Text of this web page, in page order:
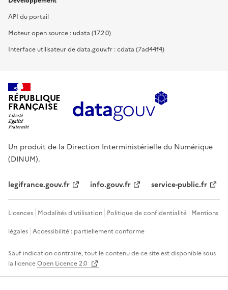
API du portail
Moteur open source : udata (17.2.0)
Interface utilisateur de data.gouv.fr : cdata (7ad44f4)
RÉPUBLIQUE
FRANÇAISE
Un produit de la Direction Interministérielle du Numérique
(DINUM).
legifrance.gouv.fr info.gouv.fr service-public.fr
Licences Modalités d'utilisation Politique de confidentialité Mentions
légales Accessibilité : partiellement conforme
Sauf indication contraire, tout le contenu de ce site est disponible sous
la licenceOpen Licence 2.0